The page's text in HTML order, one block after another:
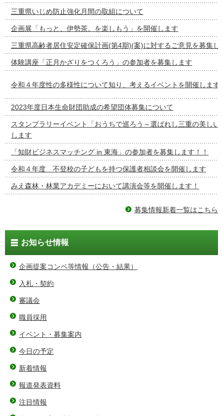
三重県いじめ防止強化月間の取組について
企画展「もっと、伊勢茶。を楽しもう」を開催します
三重県高齢者居住安定確保計画(第4期)(案)に対するご意見を募集し
体験講座「正月かざりをつくろう」の参加者を募集します
令和４年度性の多様性について知り、考えるイベントを開催します
2023年度日本生命財団助成の希望団体募集について
スタンプラリーイベント「おうちで巡ろう～選ばれし三重の美しい
します
「知財ビジネスマッチング in 東海」の参加者を募集します！！
令和４年度 不登校の子どもを持つ保護者相談会を開催します
みえ森林・林業アカデミーにおいて講演会等を開催します！
募集情報新着一覧はこちら
お知らせ情報
企画提案コンペ等情報（公告・結果）
入札・契約
審議会
職員採用
イベント・募集案内
今日の予定
新着情報
報道発表資料
注目情報